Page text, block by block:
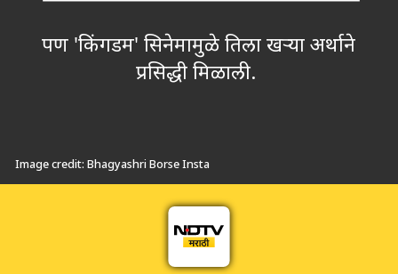
Image credit: Bhagyashri Borse Insta
पण 'किंगडम' सिनेमामुळे तिला खऱ्या अर्थाने
प्रसिद्धी मिळाली.